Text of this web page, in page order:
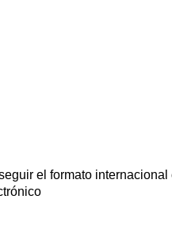
el formato